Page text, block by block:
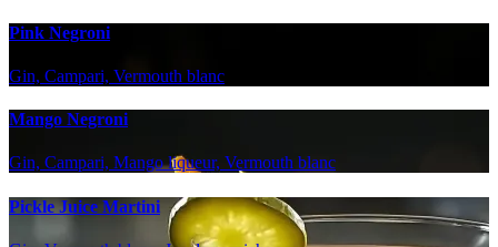
Pink Negroni
Gin, Campari, Vermouth blanc
Mango Negroni
Gin, Campari, Mango liqueur, Vermouth blanc
Pickle Juice Martini